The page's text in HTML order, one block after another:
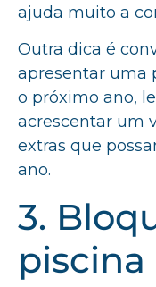
ajuda muito a
Outra dica é
apresentar uma
o próximo ano,
acrescentar um
extras que
ano.
3.
piscina